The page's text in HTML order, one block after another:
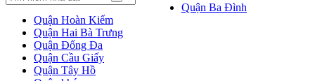
Quận Ba Đình
Quận Hoàn Kiếm
Quận Hai Bà Trưng
Quận Đống Đa
Quận Cầu Giấy
Quận Tây Hồ